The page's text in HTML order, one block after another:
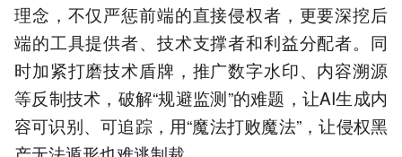
理念，不仅严惩前端的直接侵权者，更要深挖后
端的工具提供者、技术支撑者和利益分配者。同
时加紧打磨技术盾牌，推广数字水印、内容溯源
等反制技术，破解“规避监测”的难题，让AI生成内
容可识别、可追踪，用“魔法打败魔法”，让侵权黑